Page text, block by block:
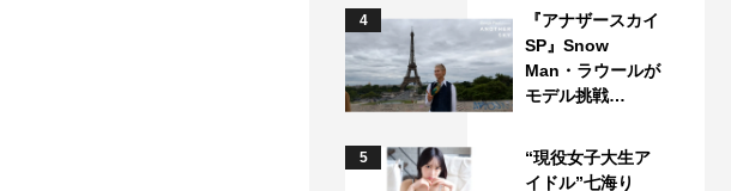
4
『アナザースカイ
SP』Snow
Man・ラウールが
モデル挑戦…
5
“現役女子大生ア
イドル”七海り